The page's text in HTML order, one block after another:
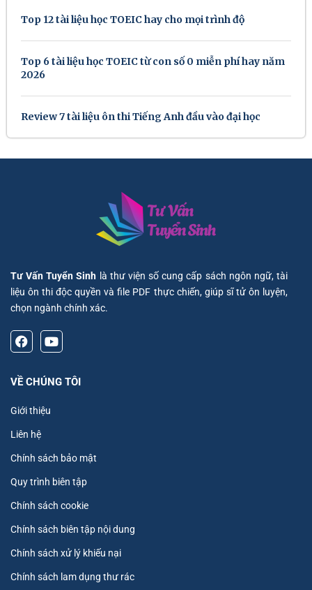
Top 12 tài liệu học TOEIC hay cho mọi trình độ
Top 6 tài liệu học TOEIC từ con số 0 miễn phí hay năm
2026
Review 7 tài liệu ôn thi Tiếng Anh đầu vào đại học
Tư Vấn Tuyển Sinh là thư viện số cung cấp sách ngôn ngữ, tài
liệu ôn thi độc quyền và file PDF thực chiến, giúp sĩ tử ôn luyện,
chọn ngành chính xác.
VỀ CHÚNG TÔI
Giới thiệu
Liên hệ
Chính sách bảo mật
Quy trình biên tập
Chính sách cookie
Chính sách biên tập nội dung
Chính sách xử lý khiếu nại
Chính sách lam dụng thư rác